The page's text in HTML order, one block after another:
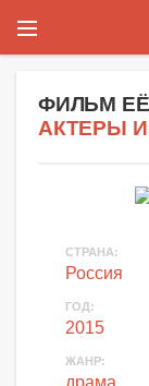
ФИЛЬМ
АКТЕРЫ
СТРАНА:
Россия
ГОД:
2015
ЖАНР:
драма